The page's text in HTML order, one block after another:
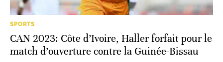
SPORTS
CAN 2023: Côte d’Ivoire, Haller forfait pour le
match d’ouverture contre la Guinée-Bissau